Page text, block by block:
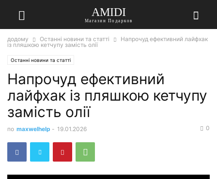
AMIDI
Магазин Подарков
додому Останні новини та статті
Напрочуд ефективний лайфхак
із пляшкою кетчупу замість олії
Останні новини та статті
Напрочуд ефективний
лайфхак із пляшкою кетчупу
замість олії
по maxwelhelp - 19.01.2026 0